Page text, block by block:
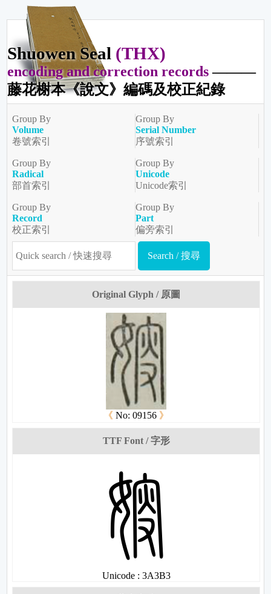
Shuowen Seal (THX)
encoding and correction records ———
藤花榭本《說文》編碼及校正紀錄
Group By
Volume
卷號索引
Group By
Serial Number
序號索引
Group By
Radical
部首索引
Group By
Unicode
Unicode索引
Group By
Record
校正索引
Group By
Part
偏旁索引
Original Glyph / 原圖
《 No: 09156 》
TTF Font / 字形
熳
Unicode : 3A3B3